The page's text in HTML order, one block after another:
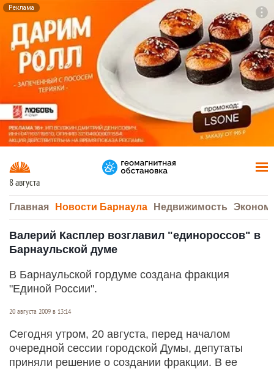
Реклама
8 августа
Главная Новости Барнаула Недвижимость
Валерий Касплер возглавил "единороссов" в
Барнаульской думе
В Барнаульской гордуме создана фракция
"Единой России".
20 августа 2009 в 13:14
Сегодня утром, 20 августа, перед началом
очередной сессии городской Думы, депутаты
приняли решение о создании фракции. В ее